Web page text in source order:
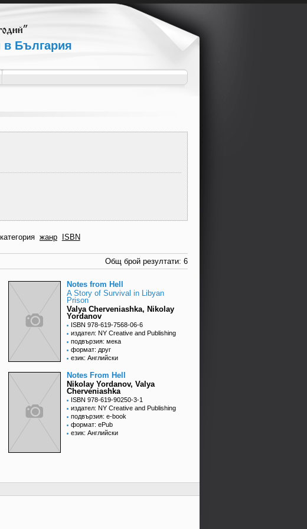
в България
категория жанр ISBN
Общ брой резултати: 6
Notes from Hell
A Story of Survival in Libyan
Prison
Valya Cherveniashka, Nikolay
Yordanov
ISBN 978-619-7568-06-6
издател: NY Creative and Publishing
подвързия: мека
формат: друг
език: Английски
Notes From Hell
Nikolay Yordanov, Valya
Cherveniashka
ISBN 978-619-90250-3-1
издател: NY Creative and Publishing
подвързия: e-book
формат: ePub
език: Английски